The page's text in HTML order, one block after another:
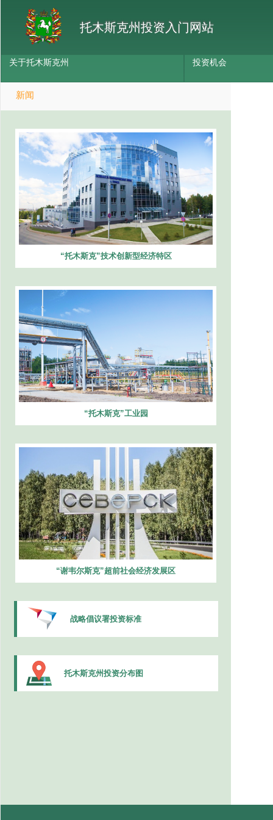
托木斯克州投资入门网站
关于托木斯克州 投资机会
新闻
“托木斯克”技术创新型经济特区
“托木斯克”工业园
“谢韦尔斯克”超前社会经济发展区
战略倡议署投资标准
托木斯克州投资分布图